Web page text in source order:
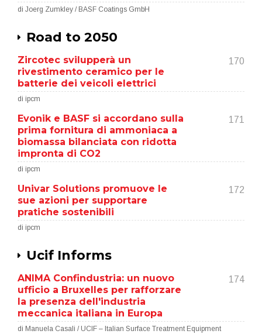
di Joerg Zumkley / BASF Coatings GmbH
Road to 2050
Zircotec svilupperà un
rivestimento ceramico per le
batterie dei veicoli elettrici
170
di ipcm
Evonik e BASF si accordano sulla
prima fornitura di ammoniaca a
biomassa bilanciata con ridotta
impronta di CO2
171
di ipcm
Univar Solutions promuove le
sue azioni per supportare
pratiche sostenibili
172
di ipcm
Ucif Informs
ANIMA Confindustria: un nuovo
ufficio a Bruxelles per rafforzare
la presenza dell'industria
meccanica italiana in Europa
174
di Manuela Casali / UCIF – Italian Surface Treatment Equipment